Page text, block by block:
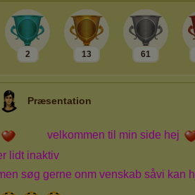
2 13 61
Præsentation